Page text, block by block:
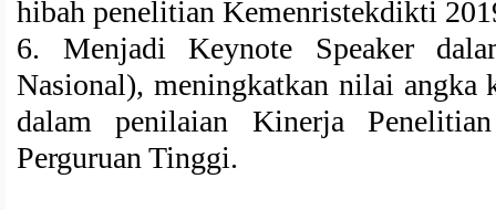
hibah penelitian Kemenristekdikti
6. Menjadi Keynote Speaker
Nasional), meningkatkan nilai angka
dalam penilaian Kinerja
Perguruan Tinggi.